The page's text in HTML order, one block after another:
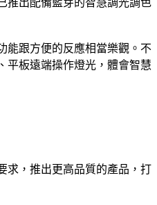
推出配備藍芽的智慧調光調色
能跟方便的反應相當樂觀。不
平板遠端操作燈光，體會智慧
求，推出更高品質的產品，打